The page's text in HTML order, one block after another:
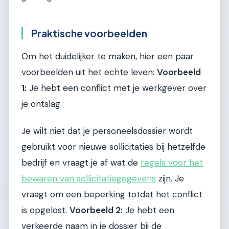
Praktische voorbeelden
Om het duidelijker te maken, hier een paar
voorbeelden uit het echte leven: Voorbeeld
1: Je hebt een conflict met je werkgever over
je ontslag.
Je wilt niet dat je personeelsdossier wordt
gebruikt voor nieuwe sollicitaties bij hetzelfde
bedrijf en vraagt je af wat de regels voor het
bewaren van sollicitatiegegevens zijn. Je
vraagt om een beperking totdat het conflict
is opgelost. Voorbeeld 2: Je hebt een
verkeerde naam in je dossier bij de